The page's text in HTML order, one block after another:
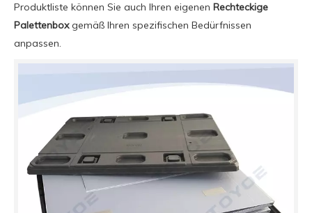
Produktliste können Sie auch Ihren eigenen Rechteckige
Palettenboxgemäß Ihren spezifischen Bedürfnissen
anpassen.